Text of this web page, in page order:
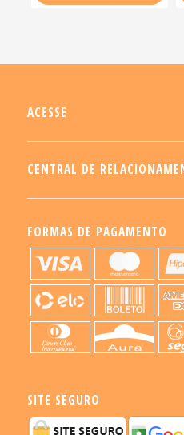
ACESSE
CENTRAL DE
FORMAS DE PAGAMENTO
SITE SEGURO